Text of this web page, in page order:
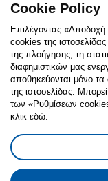
Follow us:
FacebookInstagram
Πολιτική
Γενική
Cookie Policy
Επιλέγοντας
cookies της
της πλοήγησης, τη
διαφημιστικών μας
αποθηκεύονται μόνο τα
της ιστοσελίδας.
των «Ρυθμίσεων
κλικ εδώ.